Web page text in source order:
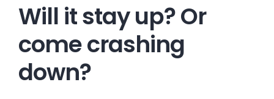
Will it stay up? Or
come crashing
down?